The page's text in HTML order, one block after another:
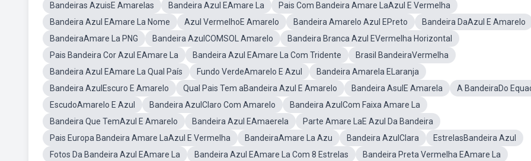
Bandeiras AzuisE Amarelas
Bandeira Azul EAmare La
Pais Com Bandeira Amare LaAzul E Vermelha
Bandeira Azul EAmare La Nome
Azul VermelhoE Amarelo Bandeira Amarelo Azul EPreto
Bandeira DaAzul E Amarelo
BandeiraAmare La PNG
Bandeira AzulCOMSOL Amarelo
Bandeira Branca Azul EVermelha Horizontal
Pais Bandeira Cor Azul EAmare La
Bandeira Azul EAmare La Com Tridente
Brasil BandeiraVermelha
Bandeira Azul EAmare La Qual País
Fundo VerdeAmarelo E Azul
Bandeira Amarela ELaranja
Bandeira AzulEscuro E Amarelo
Qual Pais Tem aBandeira Azul E Amarelo Bandeira AsulE Amarela
A BandeiraDo
EscudoAmarelo E Azul
Bandeira AzulClaro Com Amarelo
Bandeira AzulCom Faixa Amare La
Bandeira Que TemAzul E Amarelo
Bandeira Azul EAmaerela
Parte Amare LaE Azul Da Bandeira
Pais Europa Bandeira Amare LaAzul E Vermelha
BandeiraAmare La Azu Bandeira AzulClara
EstrelasBandeira Azul
Fotos Da Bandeira Azul EAmare La
Bandeira Azul EAmare La Com 8 Estrelas
Bandeira Preta Vermelha EAmare La